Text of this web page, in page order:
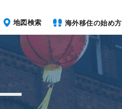
地図検索 海外移住の始め方